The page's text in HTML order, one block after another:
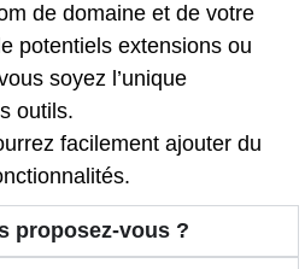
de domaine et de votre
potentiels extensions ou
soyez l’unique
outils.
facilement ajouter du
proposez-vous ?